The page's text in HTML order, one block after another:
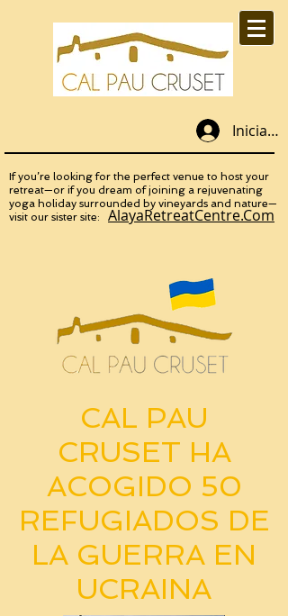
Iniciar
If you’re looking for the perfect venue to host your
retreat—or if you dream of joining a rejuvenating
yoga holiday surrounded by vineyards and nature—
visit our sister site:
AlayaRetreatCentre.Com
CAL PAU
CRUSET HA
ACOGIDO 50
REFUGIADOS DE
LA GUERRA EN
UCRAINA